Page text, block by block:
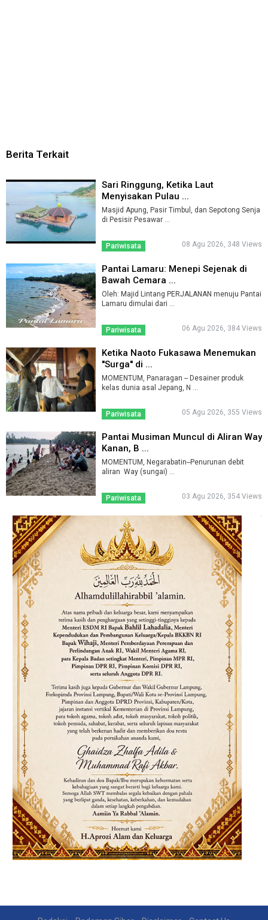
Berita Terkait
Sari Ringgung, Ketika Laut
Menyisakan Pulau ...
Masjid Apung, Pasir Timbul, dan Sepotong Senja
di Pesisir Pesawar ...
Pariwisata 08 Agu 2026, 348 Views
Pantai Lamaru: Menepi Sejenak di
Bawah Cemara ...
Oleh: Majid Lintang PERJALANAN menuju Pantai
Lamaru dimulai dari ...
Pariwisata 06 Agu 2026, 384 Views
Ketika Naoto Fukasawa Menemukan
''Surga'' di ...
MOMENTUM, Panaragan -- Desainer produk
kelas dunia asal Jepang, N ...
Pariwisata 05 Agu 2026, 355 Views
Pantai Musiman Muncul di Aliran Way
Kanan, B ...
MOMENTUM, Negarabatin--Penurunan debit
Pariwisata 03 Agu 2026, 354 Views